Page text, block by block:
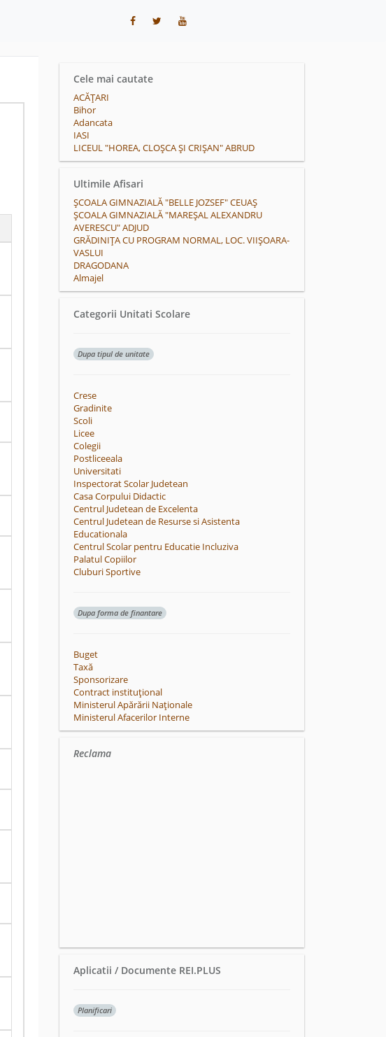
Cele mai cautate
ACĂŢARI
Bihor
Adancata
IASI
LICEUL "HOREA, CLOȘCA ȘI CRIȘAN" ABRUD
Ultimile Afisari
ȘCOALA GIMNAZIALĂ "BELLE JOZSEF" CEUAȘ
ȘCOALA GIMNAZIALĂ "MAREȘAL ALEXANDRU
AVERESCU" ADJUD
GRĂDINIȚA CU PROGRAM NORMAL, LOC. VIIȘOARA-
VASLUI
DRAGODANA
Almajel
Categorii Unitati Scolare
Dupa tipul de unitate
Crese
Gradinite
Scoli
Licee
Colegii
Postliceeala
Universitati
Inspectorat Scolar Judetean
Casa Corpului Didactic
Centrul Judetean de Excelenta
Centrul Judetean de Resurse si Asistenta
Educationala
Centrul Scolar pentru Educatie Incluziva
Palatul Copiilor
Cluburi Sportive
Dupa forma de finantare
Buget
Taxă
Sponsorizare
Contract instituțional
Ministerul Apărării Naționale
Ministerul Afacerilor Interne
Reclama
Aplicatii / Documente REI.PLUS
Planificari